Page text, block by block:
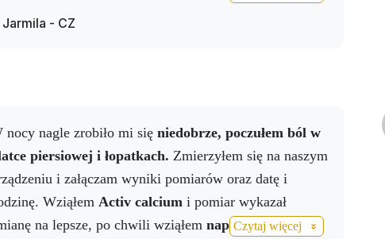
Jarmila - CZ
W nocy nagle zrobiło mi się niedobrze, poczułem ból w
piersiowej i łopatkach. Zmierzyłem się na naszym
i załączam wyniki pomiarów oraz datę i
Wziąłem Activ calcium i pomiar wykazał
na lepsze, po chwili wziąłem napój Activ NO i
Czytaj więcej